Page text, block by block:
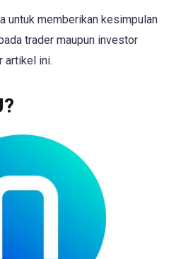
untuk memberikan kesimpulan
trader maupun investor
artikel ini.